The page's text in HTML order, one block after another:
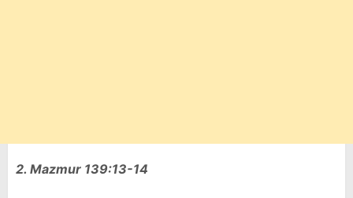
2. Mazmur 139:13-14